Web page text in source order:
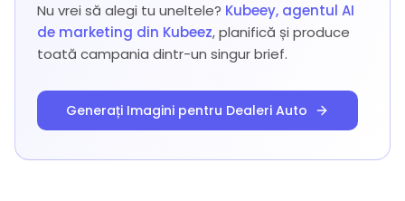
Nu vrei să alegi tu uneltele? Kubeey, agentul AI
de marketing din Kubeez, planifică și produce
toată campania dintr-un singur brief.
Generați Imagini pentru Dealeri Auto